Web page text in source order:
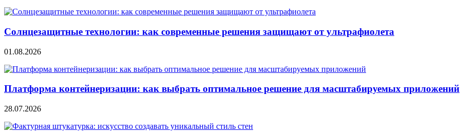
Солнцезащитные технологии: как современные решения защищают от ультрафиолета
01.08.2026
Платформа контейнеризации: как выбрать оптимальное решение для масштабируемых приложений
28.07.2026